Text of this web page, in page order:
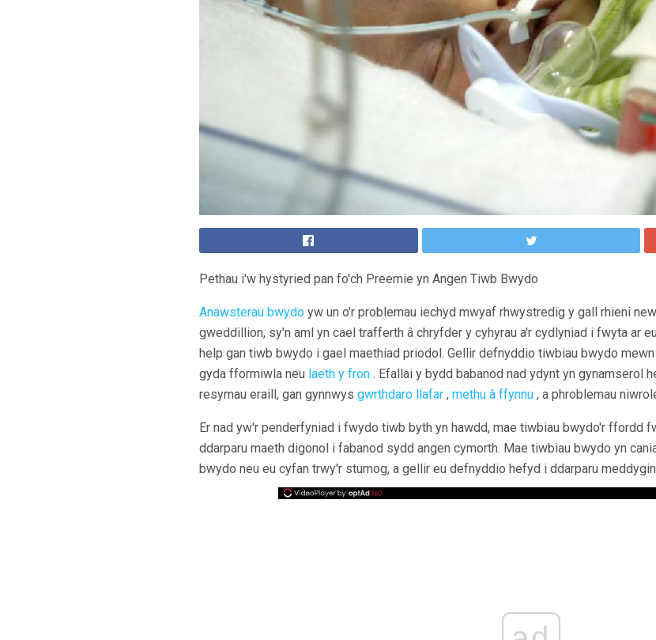
Pethau i'w hystyried pan fo'ch Preemie yn Angen Tiwb Bwydo
Anawsterau bwydo yw un o'r problemau iechyd mwyaf rhwystredig y gall rhieni
gweddillion, sy'n aml yn cael trafferth â chryfder y cyhyrau a'r cydlyniad i fwyta ar
help gan tiwb bwydo i gael maethiad priodol. Gellir defnyddio tiwbiau bwydo
gyda fformiwla neu laeth y fron . Efallai y bydd babanod nad ydynt yn gynamserol
resymau eraill, gan gynnwys gwrthdaro llafar , methu â ffynnu , a phroblemau
Er nad yw'r penderfyniad i fwydo tiwb byth yn hawdd, mae tiwbiau bwydo'r ffordd
ddarparu maeth digonol i fabanod sydd angen cymorth. Mae tiwbiau bwydo yn
bwydo neu eu cyfan trwy'r stumog, a gellir eu defnyddio hefyd i ddarparu